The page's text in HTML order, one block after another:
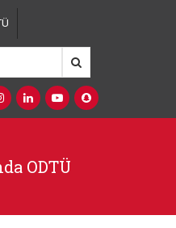
ODTÜ